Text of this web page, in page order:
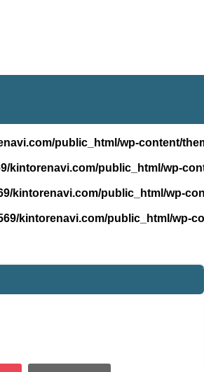
public_html/wp-content/
kintorenavi.com/public_html/wp-
kintorenavi.com/public_html/wp-
kintorenavi.com/public_html/wp-
wp-content/themes/tw2default/si